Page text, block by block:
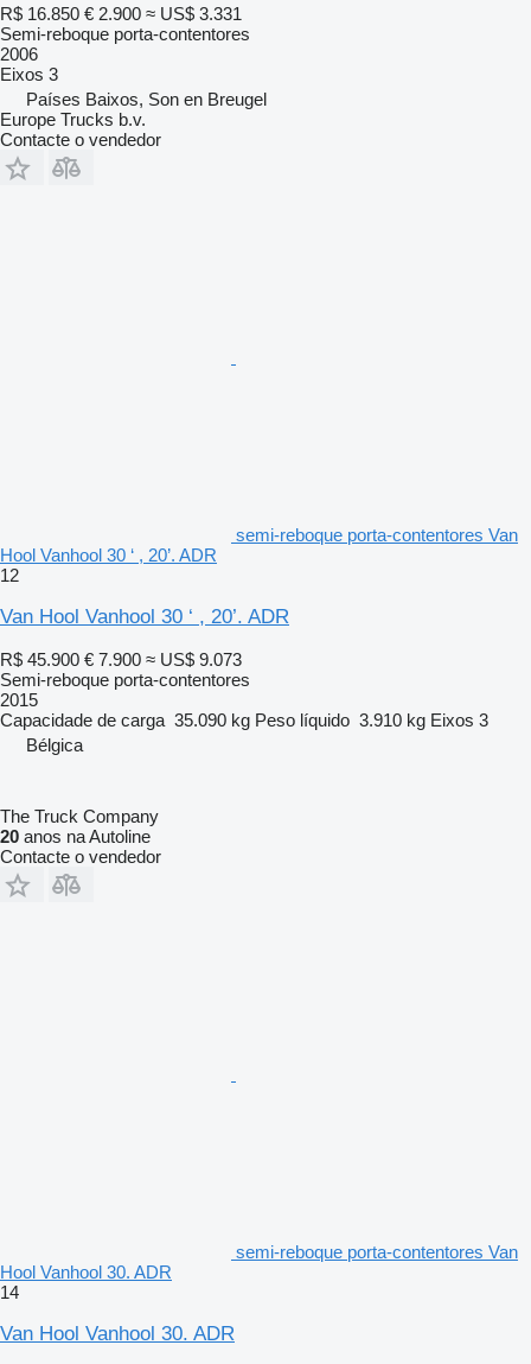
R$ 16.850 € 2.900 ≈ US$ 3.331
Semi-reboque porta-contentores
2006
Eixos 3
Países Baixos, Son en Breugel
Europe Trucks b.v.
Contacte o vendedor
semi-reboque porta-contentores Van
Hool Vanhool 30 ‘ , 20’. ADR
12
Van Hool Vanhool 30 ‘ , 20’. ADR
R$ 45.900 € 7.900 ≈ US$ 9.073
Semi-reboque porta-contentores
2015
Capacidade de carga 35.090 kg Peso líquido 3.910 kg Eixos 3
Bélgica
The Truck Company
20 anos na Autoline
Contacte o vendedor
semi-reboque porta-contentores Van
Hool Vanhool 30. ADR
14
Van Hool Vanhool 30. ADR